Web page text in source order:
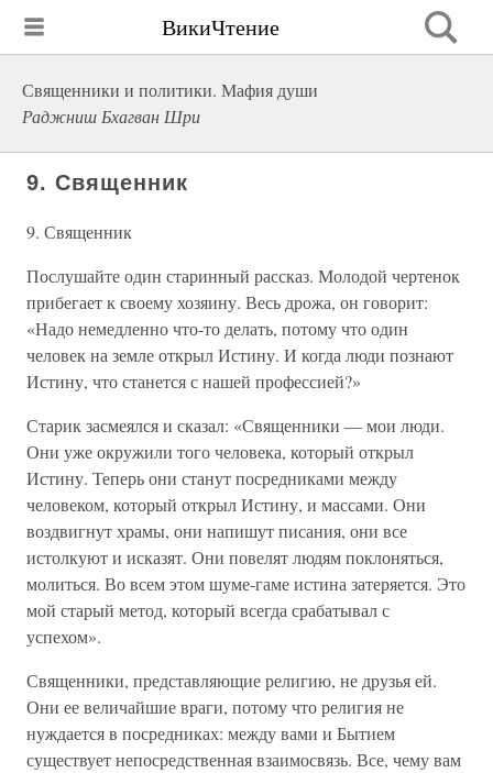
ВикиЧтение
Священники и политики. Мафия души
Раджниш Бхагван Шри
9. Священник
9. Священник
Послушайте один старинный рассказ. Молодой чертенок
прибегает к своему хозяину. Весь дрожа, он говорит:
«Надо немедленно что-то делать, потому что один
человек на земле открыл Истину. И когда люди познают
Истину, что станется с нашей профессией?»
Старик засмеялся и сказал: «Священники — мои люди.
Они уже окружили того человека, который открыл
Истину. Теперь они станут посредниками между
человеком, который открыл Истину, и массами. Они
воздвигнут храмы, они напишут писания, они все
истолкуют и исказят. Они повелят людям поклоняться,
молиться. Во всем этом шуме-гаме истина затеряется. Это
мой старый метод, который всегда срабатывал с
успехом».
Священники, представляющие религию, не друзья ей.
Они ее величайшие враги, потому что религия не
нуждается в посредниках: между вами и Бытием
существует непосредственная взаимосвязь. Все, чему вам